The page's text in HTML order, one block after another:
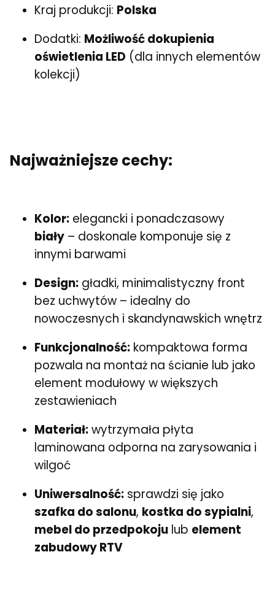
Kraj produkcji: Polska
Dodatki: Możliwość dokupienia
oświetlenia LED (dla innych elementów
kolekcji)
Najważniejsze cechy:
Kolor: elegancki i ponadczasowy
biały – doskonale komponuje się z
innymi barwami
Design: gładki, minimalistyczny front
bez uchwytów – idealny do
nowoczesnych i skandynawskich wnętrz
Funkcjonalność: kompaktowa forma
pozwala na montaż na ścianie lub jako
element modułowy w większych
zestawieniach
Materiał:wytrzymała płyta
laminowana odporna na zarysowania i
wilgoć
Uniwersalność: sprawdzi się jako
szafka do salonu, kostka do sypialni,
mebel do przedpokoju lub element
zabudowy RTV